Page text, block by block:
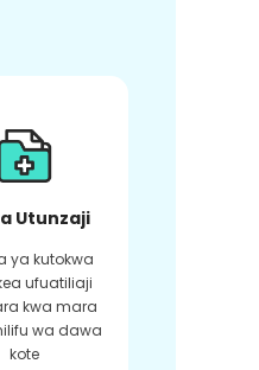
Utunzaji
ya kutokwa
ufuatiliaji
kwa mara
wa dawa
kote